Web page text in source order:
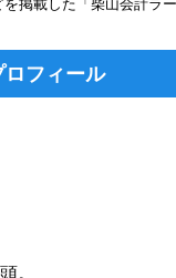
フィール
。